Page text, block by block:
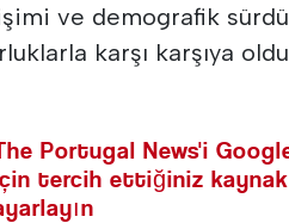
ve demografik
karşı karşıya
Portugal News'i
tercih ettiğiniz